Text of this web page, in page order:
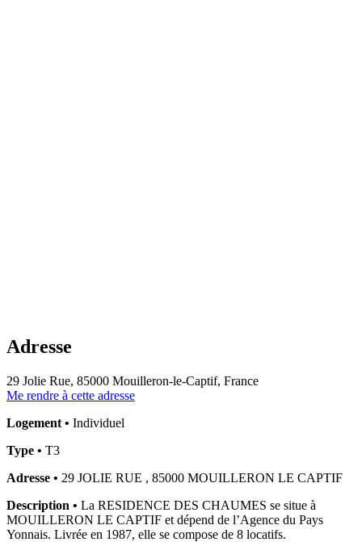
Adresse
29 Jolie Rue, 85000 Mouilleron-le-Captif, France
Me rendre à cette adresse
Logement • Individuel
Type • T3
Adresse • 29 JOLIE RUE , 85000 MOUILLERON LE CAPTIF
Description • La RESIDENCE DES CHAUMES se situe à
MOUILLERON LE CAPTIF et dépend de l’Agence du Pays
Yonnais. Livrée en 1987, elle se compose de 8 locatifs.